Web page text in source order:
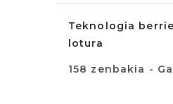
Teknologia
lotura
158 zenbakia -